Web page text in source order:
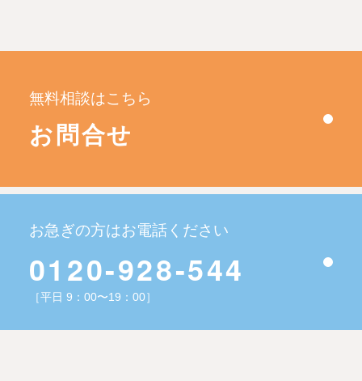
無料相談はこちら
お問合せ
お急ぎの方はお電話ください
0120-928-544
［平日 9：00〜19：00］